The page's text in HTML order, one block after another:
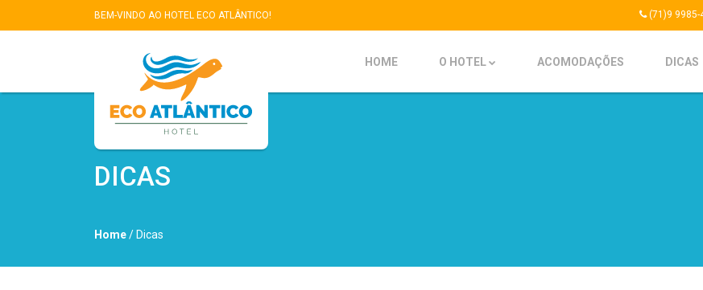
BEM-VINDO AO HOTEL ECO ATLÂNTICO! (71)9 9985-
HOME O HOTEL ACOMODAÇÕES DICAS
DICAS
Home/ Dicas